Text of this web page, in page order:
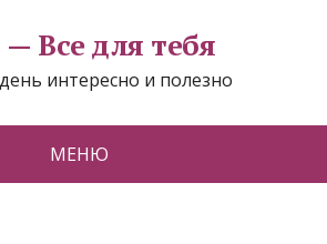
— Все для тебя
интересно и полезно
МЕНЮ